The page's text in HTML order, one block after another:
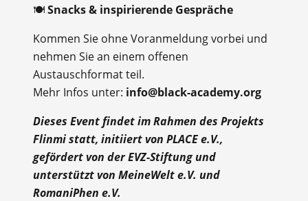
🍽️Snacks & inspirierende Gespräche
Kommen Sie ohne Voranmeldung vorbei und
nehmen Sie an einem offenen
Austauschformat teil.
Mehr Infos unter: info@black-academy.org
Dieses Event findet im Rahmen des Projekts
Flinmi statt, initiiert von PLACE e.V.,
gefördert von der EVZ-Stiftung und
unterstützt von MeineWelt e.V. und
RomaniPhen e.V.